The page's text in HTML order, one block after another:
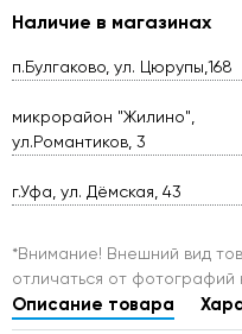
Наличие в магазинах
п.Булгаково, ул. Цюрупы,168
микрорайон "Жилино",
ул.Романтиков, 3
г.Уфа, ул. Дёмская, 43
*Внимание! Внешний вид
отличаться от фотографий
Описание товара